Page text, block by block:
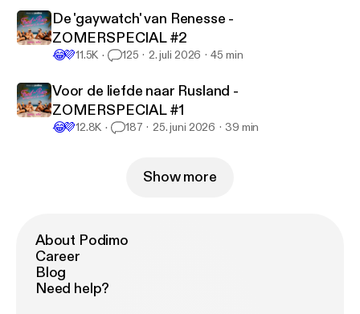
De 'gaywatch' van Renesse -
ZOMERSPECIAL #2
😂💜11.5K 125 2. juli 2026 45 min
Voor de liefde naar Rusland -
ZOMERSPECIAL #1
😂💜12.8K 187 25. juni 2026 39 min
Show more
About Podimo
Career
Blog
Need help?